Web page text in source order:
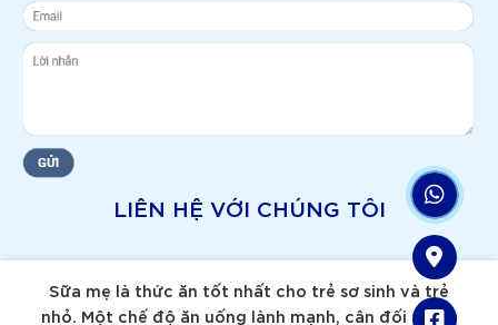
LIÊN HỆ VỚI CHÚNG TÔI
Sữa mẹ là thức ăn tốt nhất cho trẻ sơ sinh và trẻ
nhỏ. Một chế độ ăn uống lành mạnh, cân đối trong